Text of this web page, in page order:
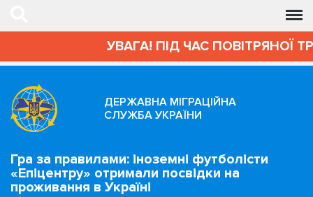
УВАГА! ПІД ЧАС ПОВІТРЯНОЇ
ДЕРЖАВНА МІГРАЦІЙНА
СЛУЖБА УКРАЇНИ
Гра за правилами: іноземні футболісти
«Епіцентру» отримали посвідки на
проживання в Україні